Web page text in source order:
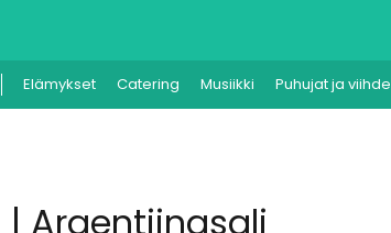
Elämykset Catering Musiikki Puhujat ja viihde
| Argentiinasali